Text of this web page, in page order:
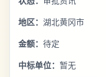
地区： 湖北黄冈市
金额： 待定
中标单位： 暂无